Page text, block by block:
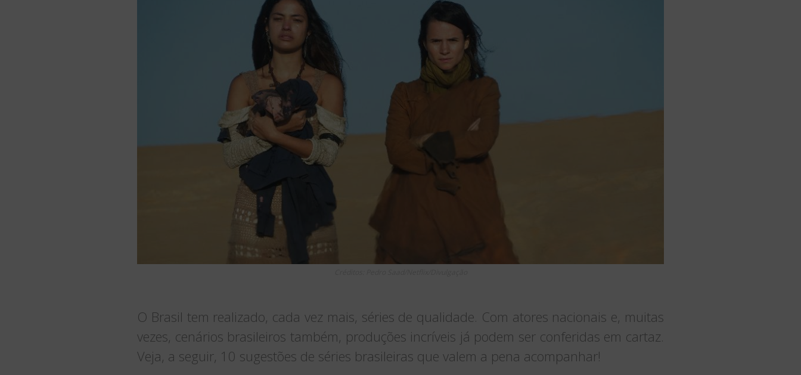
O Brasil tem realizado, cada vez mais, séries de qualidade. Com atores nacionais e, muitas
vezes, cenários brasileiros também, produções incríveis já podem ser conferidas em cartaz.
Veja, a seguir, 10 sugestões de séries brasileiras que valem a pena acompanhar!